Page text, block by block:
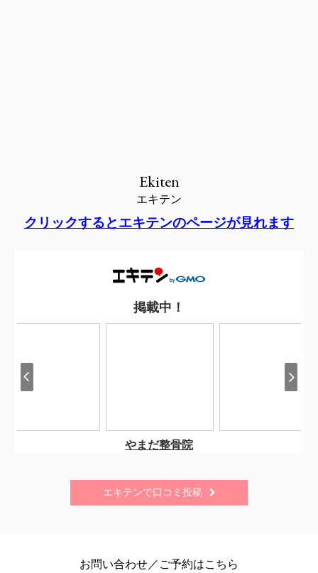
Ekiten
エキテン
クリックするとエキテンのページが見れます
エキテンで口コミ投稿 
お問い合わせ／ご予約はこちら